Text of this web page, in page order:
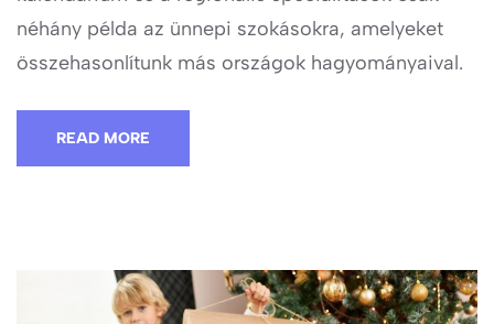
néhány példa az ünnepi szokásokra, amelyeket
összehasonlítunk más országok hagyományaival.
READ MORE